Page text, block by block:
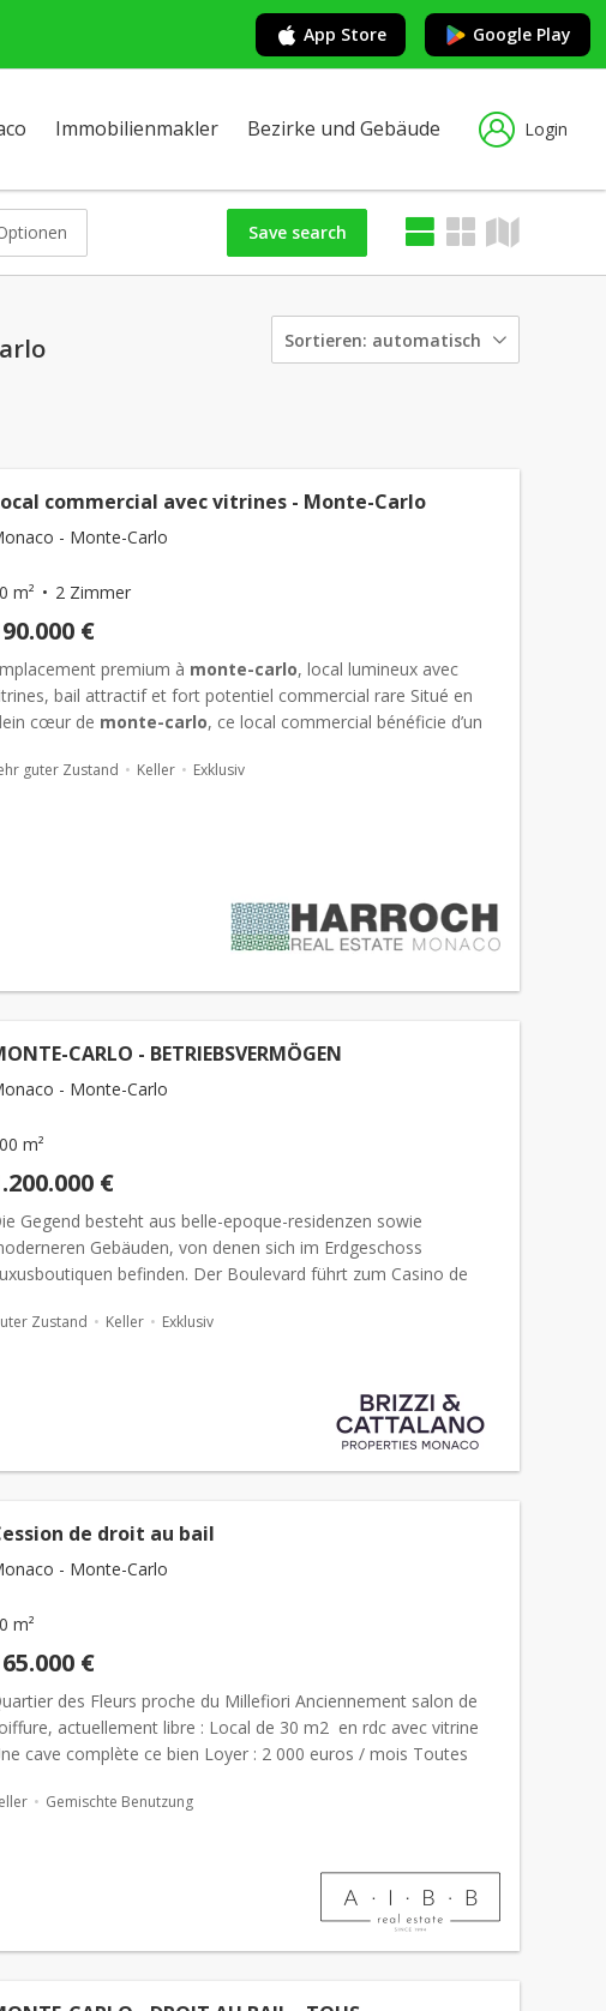
App Store Google Play
Immobilienmakler Bezirke und Gebäude Login
Sortieren: automatisch
Save search
commercial avec vitrines - Monte-Carlo
- Monte-Carlo
m² 2 Zimmer
€
premium à monte-carlo, local lumineux avec
bail attractif et fort potentiel commercial rare Situé en
cœur de monte-carlo, ce local commercial bénéficie d’un
guter Zustand Keller Exklusiv
CARLO - BETRIEBSVERMÖGEN
- Monte-Carlo
m²
€
Gegend besteht aus belle-epoque-residenzen sowie
Gebäuden, von denen sich im Erdgeschoss
befinden. Der Boulevard führt zum Casino de
Restaurants....
Zustand Keller Exklusiv
de droit au bail
- Monte-Carlo
m²
€
des Fleurs proche du Millefiori Anciennement salon de
actuellement libre : Local de 30 m2 en rdc avec vitrine
cave complète ce bien Loyer : 2 000 euros / mois Toutes
Gemischte Benutzung